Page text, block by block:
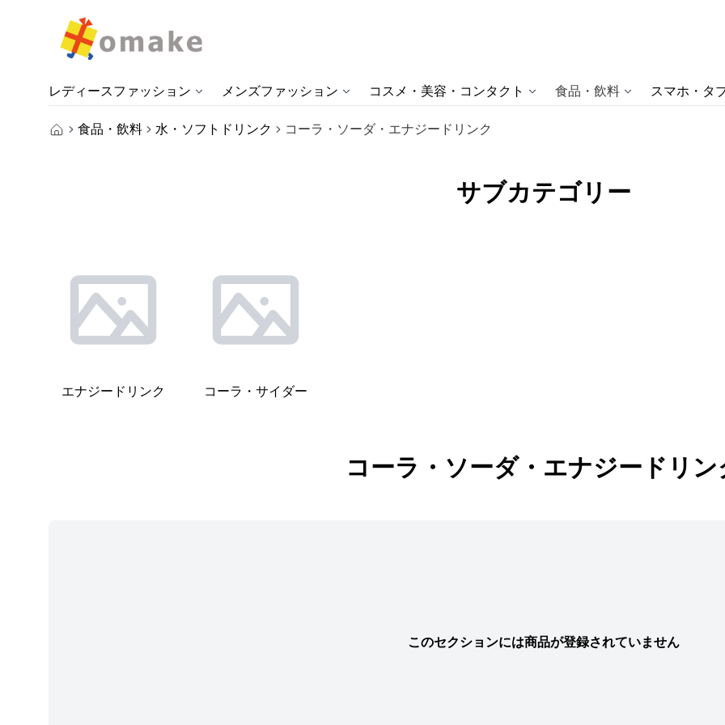
レディースファッション メンズファッション コスメ・美容・コンタクト 食品・飲料 スマホ・タ
食品・飲料 水・ソフトドリンク コーラ・ソーダ・エナジードリンク
サブカテゴリー
エナジードリンク コーラ・サイダー
コーラ・ソーダ・エナジードリン
このセクションには商品が登録されていません